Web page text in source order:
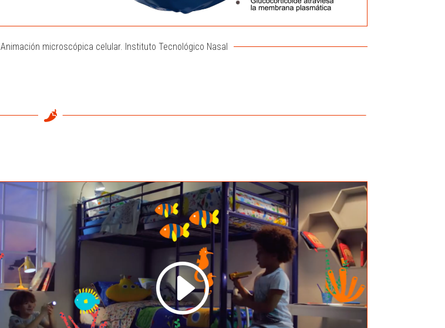
Animación microscópica celular. Instituto Tecnológico Nasal
